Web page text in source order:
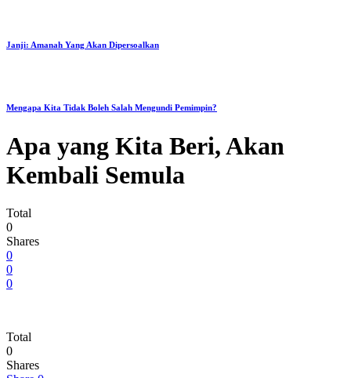
Janji: Amanah Yang Akan Dipersoalkan
Mengapa Kita Tidak Boleh Salah Mengundi Pemimpin?
Apa yang Kita Beri, Akan
Kembali Semula
Total
0
Shares
0
0
0
Total
0
Shares